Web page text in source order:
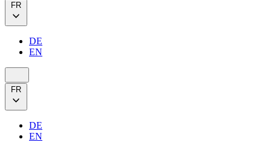
FR
DE
EN
FR
DE
EN